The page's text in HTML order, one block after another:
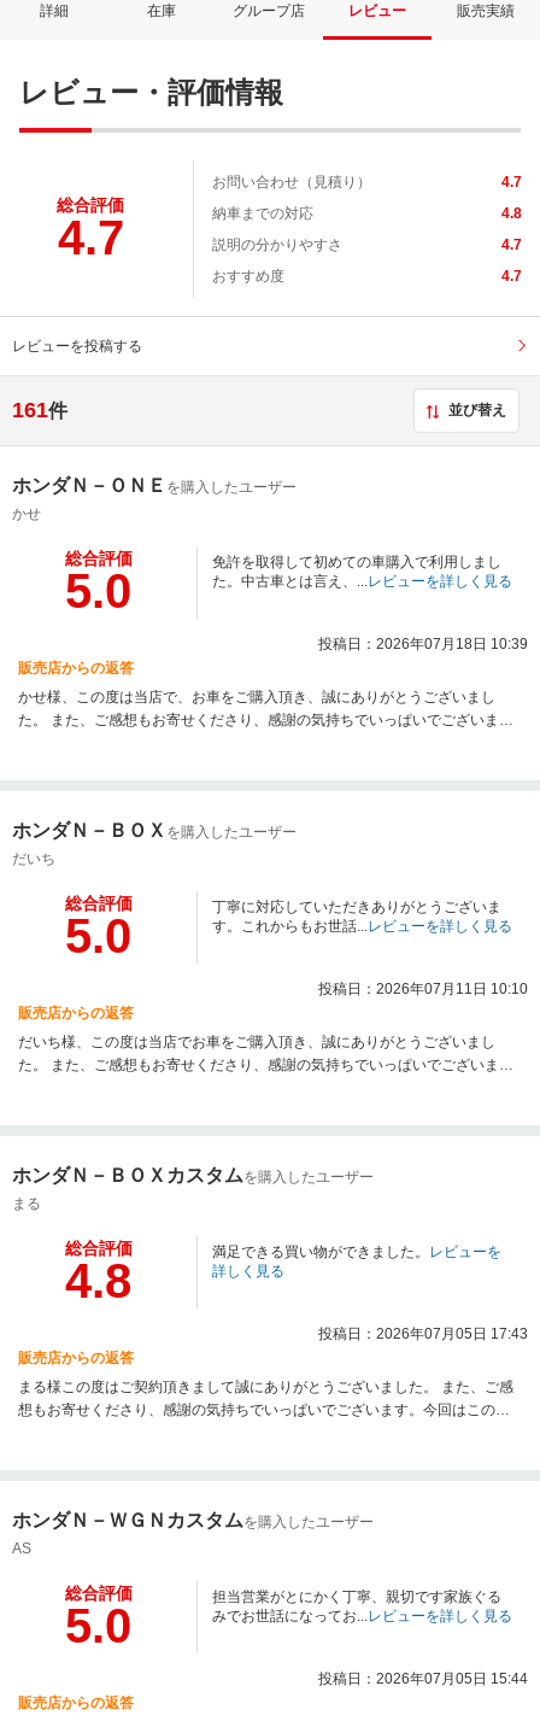
詳細 在庫 グループ店 レビュー 販売実績
レビュー・評価情報
総合評価
4.7
お問い合わせ（見積り）
4.7
納車までの対応
4.8
説明の分かりやすさ
4.7
おすすめ度
4.7
レビューを投稿する
161件 並び替え
ホンダＮ－ＯＮＥ を購入したユーザー
かせ
総合評価
5.0
免許を取得して初めての車購入で利用しまし
た。中古車とは言え、...レビューを詳しく見る
投稿日：2026年07月18日 10:39
販売店からの返答
かせ様、この度は当店で、お車をご購入頂き、誠にありがとうございまし
た。 また、ご感想もお寄せくださり、感謝の気持ちでいっぱいでございま
に、スタッフ一同日々の努力を欠かさず成長してまいりますので、今後とも
ホンダＮ－ＢＯＸ を購入したユーザー
だいち
総合評価
5.0
丁寧に対応していただきありがとうございま
す。これからもお世話...レビューを詳しく見る
投稿日：2026年07月11日 10:10
販売店からの返答
だいち様、この度は当店でお車をご購入頂き、誠にありがとうございまし
た。 また、ご感想もお寄せくださり、感謝の気持ちでいっぱいでございま
に、スタッフ一同日々の努力を欠かさず成長してまいりますので、今後とも
ホンダＮ－ＢＯＸカスタムを購入したユーザー
まる
総合評価
4.8
満足できる買い物ができました。 レビューを
詳しく見る
投稿日：2026年07月05日 17:43
販売店からの返答
まる様この度はご契約頂きまして誠にありがとうございました。 また、ご感
想もお寄せくださり、感謝の気持ちでいっぱいでございます。今回はこのよ
ーサービスに関しても誠意をもってご対応させていただいております。お気
ホンダＮ－ＷＧＮカスタムを購入したユーザー
AS
総合評価
5.0
担当営業がとにかく丁寧、親切です家族ぐる
みでお世話になってお...レビューを詳しく見る
投稿日：2026年07月05日 15:44
販売店からの返答